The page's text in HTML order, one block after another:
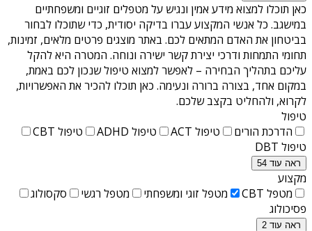
כאן תוכלו למצוא מידע אמין ונגיש על מטפלים זוגיים ומשפחתיים
במישגב. כל אנשי המקצוע עברו בדיקה יסודית, כדי שתוכלו לבחור
בביטחון את האדם המתאים לכם. באתר מוצגים פרטים מלאים, זמינות,
תחומי התמחות ודרכי יצירת קשר ישירה ונוחה. המטרה היא להקל
עליכם בתהליך הבחירה – לאפשר למצוא טיפול שנכון לכם באמת,
במקום אחד, בצורה ברורה ונעימה. כאן תוכלו להכיר את האפשרויות,
לקרוא, ולהחליט בקצב שלכם.
טיפול
הדרכת הורים
טיפול ACT טיפול ADHD
טיפול CBT
טיפול DBT
ראה עוד 54
מקצוע
מטפל CBT
מטפל זוגי ומשפחתי מטפל רגשי
סקסולוג
פסיכולוג
ראה עוד 2